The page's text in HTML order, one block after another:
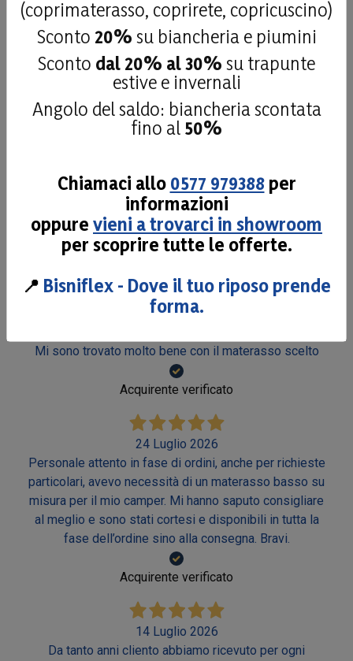
Le nostre recensioni a 4 e 5 stelle.
Clicca qui per leggerle tutte >
Precedente Successivo
27 Luglio 2026
fatto fare il top x un camper ottimo
26 Luglio 2026
Materiale di qualità personale disponibile Consigliato
Acquirente verificato
Mi sono trovato molto bene con il materasso scelto
Acquirente verificato
24 Luglio 2026
Personale attento in fase di ordini, anche per richieste
particolari, avevo necessità di un materasso basso su
misura per il mio camper. Mi hanno saputo consigliare
al meglio e sono stati cortesi e disponibili in tutta la
fase dell’ordine sino alla consegna. Bravi.
Acquirente verificato
14 Luglio 2026
Da tanto anni cliento abbiamo ricevuto per ogni
(coprimaterasso, coprirete, copricuscino)
Sconto 20% su biancheria e piumini
Sconto dal 20% al 30% su trapunte
estive e invernali
Angolo del saldo: biancheria scontata
fino al 50%
Chiamaci allo 0577 979388per
informazioni
oppure vieni a trovarci in showroom
per scoprire tutte le offerte.
📍 Bisniflex - Dove il tuo riposo prende
forma.